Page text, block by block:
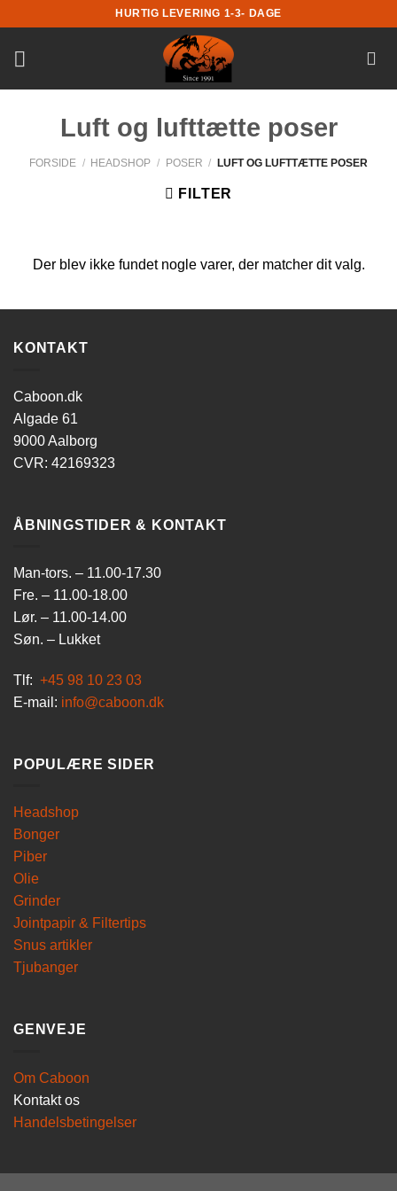
til
indhold
HURTIG LEVERING 1-3- DAGE
Luft og lufttætte poser
FORSIDE / HEADSHOP / POSER / LUFT OG LUFTTÆTTE POSER
FILTER
Der blev ikke fundet nogle varer, der matcher dit valg.
KONTAKT
Caboon.dk
Algade 61
9000 Aalborg
CVR: 42169323
ÅBNINGSTIDER & KONTAKT
Man-tors. – 11.00-17.30
Fre. – 11.00-18.00
Lør. – 11.00-14.00
Søn. – Lukket
Tlf: +45 98 10 23 03
E-mail: info@caboon.dk
POPULÆRE SIDER
Headshop
Bonger
Piber
Olie
Grinder
Jointpapir & Filtertips
Snus artikler
Tjubanger
GENVEJE
Om Caboon
Kontakt os
Handelsbetingelser